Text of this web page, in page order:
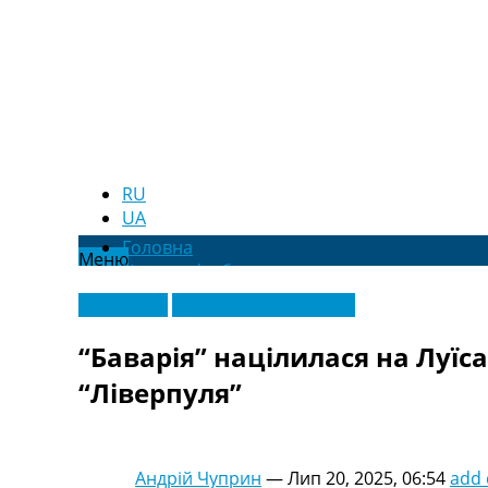
RU
UA
МенюГоловна
Новини футболу
Відео
Новини футболу України
Футбольні трансфери
Останні коментарі
Конкурс прогнозів
Логін
“Баварія” націлилася на
“Ліверпуля”
Андрій Чуприн —Лип 20, 2025, 06:54add